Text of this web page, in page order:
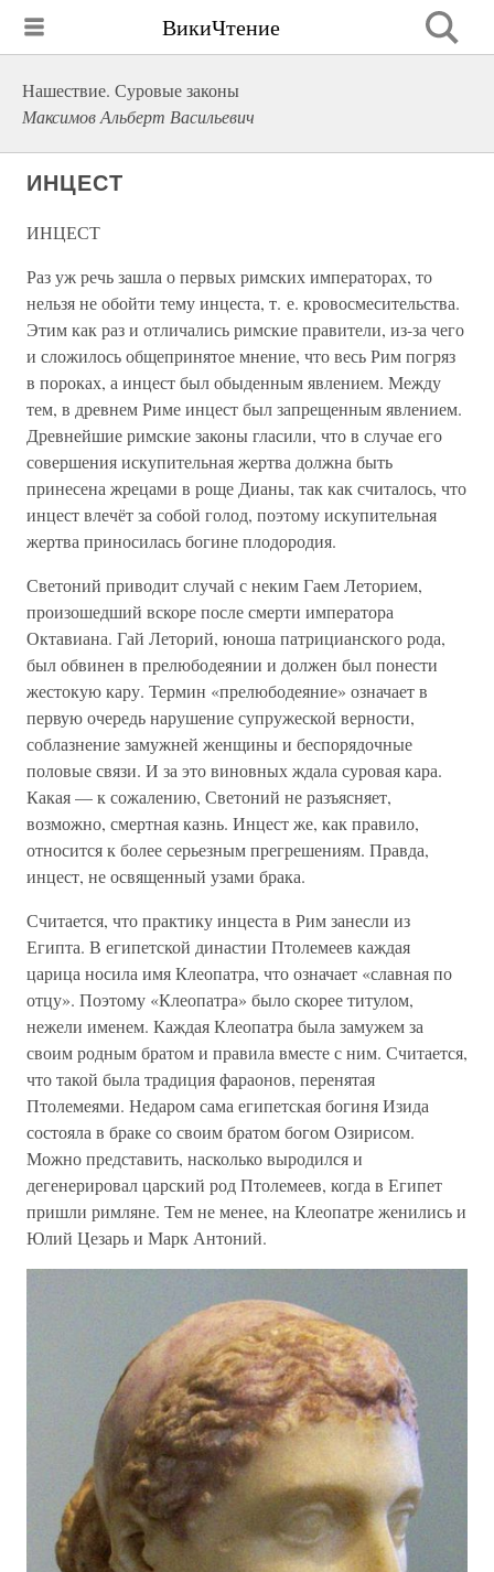
ВикиЧтение
Нашествие. Суровые законы
Максимов Альберт Васильевич
ИНЦЕСТ
ИНЦЕСТ
Раз уж речь зашла о первых римских императорах, то
нельзя не обойти тему инцеста, т. е. кровосмесительства.
Этим как раз и отличались римские правители, из-за чего
и сложилось общепринятое мнение, что весь Рим погряз
в пороках, а инцест был обыденным явлением. Между
тем, в древнем Риме инцест был запрещенным явлением.
Древнейшие римские законы гласили, что в случае его
совершения искупительная жертва должна быть
принесена жрецами в роще Дианы, так как считалось, что
инцест влечёт за собой голод, поэтому искупительная
жертва приносилась богине плодородия.
Светоний приводит случай с неким Гаем Леторием,
произошедший вскоре после смерти императора
Октавиана. Гай Леторий, юноша патрицианского рода,
был обвинен в прелюбодеянии и должен был понести
жестокую кару. Термин «прелюбодеяние» означает в
первую очередь нарушение супружеской верности,
соблазнение замужней женщины и беспорядочные
половые связи. И за это виновных ждала суровая кара.
Какая — к сожалению, Светоний не разъясняет,
возможно, смертная казнь. Инцест же, как правило,
относится к более серьезным прегрешениям. Правда,
инцест, не освященный узами брака.
Считается, что практику инцеста в Рим занесли из
Египта. В египетской династии Птолемеев каждая
царица носила имя Клеопатра, что означает «славная по
отцу». Поэтому «Клеопатра» было скорее титулом,
нежели именем. Каждая Клеопатра была замужем за
своим родным братом и правила вместе с ним. Считается,
что такой была традиция фараонов, перенятая
Птолемеями. Недаром сама египетская богиня Изида
состояла в браке со своим братом богом Озирисом.
Можно представить, насколько выродился и
дегенерировал царский род Птолемеев, когда в Египет
пришли римляне. Тем не менее, на Клеопатре женились и
Юлий Цезарь и Марк Антоний.